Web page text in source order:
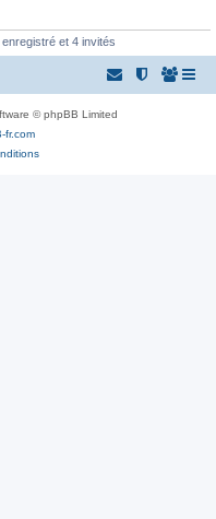
et 4 invités
© phpBB Limited
fr.com